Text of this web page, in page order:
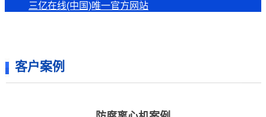
三亿在线(中国)唯一官方网站
客户案例